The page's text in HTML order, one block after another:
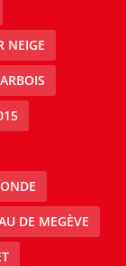
NEIGE
DE MEGÈVE